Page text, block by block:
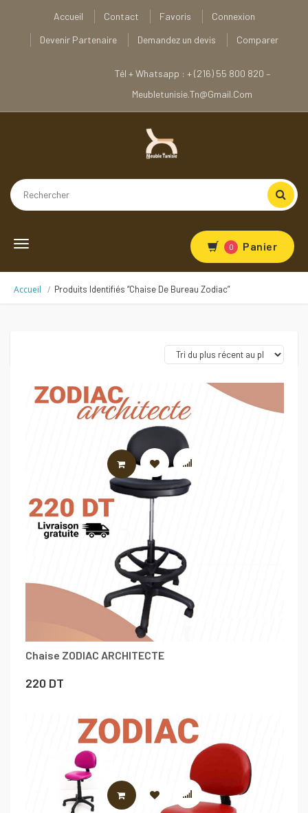
Accueil Contact Favoris
Connexion
Devenir Partenaire
Demandez un devis Comparer
Tél + Whatsapp : + (216) 55 800 820 –
Meubletunisie.tn@gmail.com
Toggle
0 Panier
Accueil Produits Identifiés “Chaise De Bureau Zodiac”
Chaise ZODIAC ARCHITECTE
220 DT
AJOUTER AU PANIER
AJOUTER AU PANIER